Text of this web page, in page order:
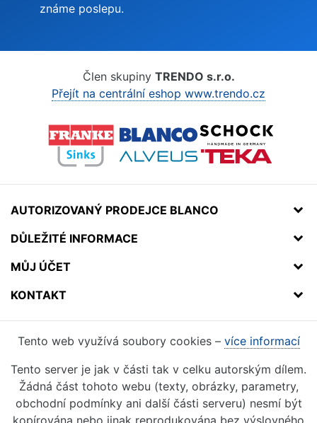
známe poslepu.
Člen skupiny TRENDO s.r.o.
Přejít na centrální eshop www.trendo.cz
AUTORIZOVANÝ PRODEJCE BLANCO
DŮLEŽITÉ INFORMACE
MŮJ ÚČET
KONTAKT
Tento web využívá soubory cookies – více informací
Tento server je jak v části tak v celku autorským dílem.
Žádná část tohoto webu (texty, obrázky, parametry,
obchodní podmínky ani další části serveru) nesmí být
kopírována nebo jinak reprodukována bez výslovného